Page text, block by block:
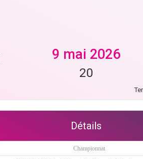
9 mai 2026
20
Détails
Championnat